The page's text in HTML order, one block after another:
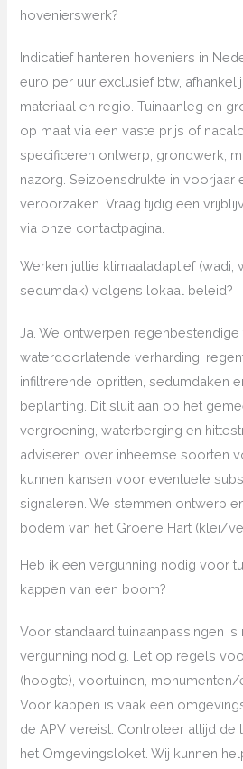
hovenierswerk?
Indicatief hanteren hoveniers in
euro per uur exclusief btw,
materiaal en regio. Tuinaanleg en
op maat via een vaste prijs of
specificeren ontwerp, grondwerk,
nazorg. Seizoensdrukte in voorjaar
veroorzaken. Vraag tijdig een
via onze contactpagina.
Werken jullie klimaatadaptief (wadi,
sedumdak) volgens lokaal beleid?
Ja. We ontwerpen regenbestendige
waterdoorlatende verharding,
infiltrerende opritten, sedumdaken
beplanting. Dit sluit aan op het
vergroening, waterberging en
adviseren over inheemse soorten
kunnen kansen voor eventuele
signaleren. We stemmen ontwerp
bodem van het Groene Hart (klei/
Heb ik een vergunning nodig voor
kappen van een boom?
Voor standaard tuinaanpassingen
vergunning nodig. Let op regels
(hoogte), voortuinen,
Voor kappen is vaak een
de APV vereist. Controleer altijd
het Omgevingsloket. Wij kunnen